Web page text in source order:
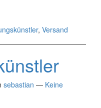
, Versand
sebastian — Keine